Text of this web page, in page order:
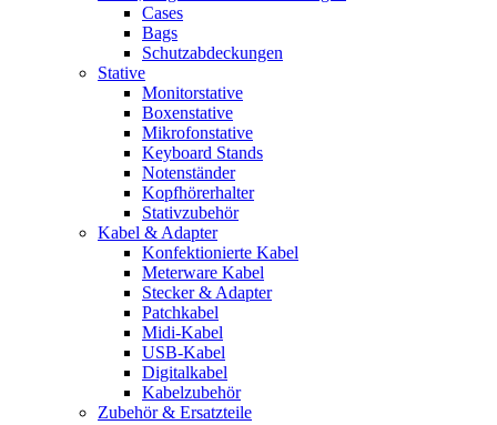
Cases
Bags
Schutzabdeckungen
Stative
Monitorstative
Boxenstative
Mikrofonstative
Keyboard Stands
Notenständer
Kopfhörerhalter
Stativzubehör
Kabel & Adapter
Konfektionierte Kabel
Meterware Kabel
Stecker & Adapter
Patchkabel
Midi-Kabel
USB-Kabel
Digitalkabel
Kabelzubehör
Zubehör & Ersatzteile